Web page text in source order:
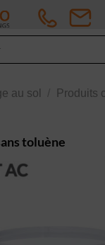
au sol Produits
toluène